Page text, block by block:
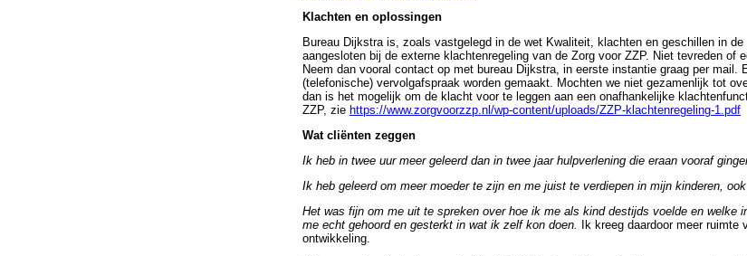
Klachten en oplossingen
Bureau Dijkstra is, zoals vastgelegd in de wet Kwaliteit, klachten en geschillen in de
aangesloten bij de externe klachtenregeling van de Zorg voor ZZP. Niet tevreden of
Neem dan vooral contact op met bureau Dijkstra, in eerste instantie graag per mail.
(telefonische) vervolgafspraak worden gemaakt. Mochten we niet gezamenlijk tot
dan is het mogelijk om de klacht voor te leggen aan een onafhankelijke
ZZP, zie https://www.zorgvoorzzp.nl/wp-content/uploads/ZZP-klachtenregeling-1.pdf
Wat cliënten zeggen
Ik heb in twee uur meer geleerd dan in twee jaar hulpverlening die eraan vooraf
Ik heb geleerd om meer moeder te zijn en me juist te verdiepen in mijn kinderen,
Het was fijn om me uit te spreken over hoe ik me als kind destijds voelde en welke
me echt gehoord en gesterkt in wat ik zelf kon doen.
Ik kreeg daardoor meer ruimte
ontwikkeling.